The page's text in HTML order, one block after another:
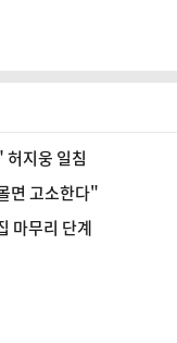
지웅 일침
면 고소한다"
마무리 단계